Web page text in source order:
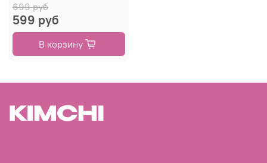
699 руб
599 руб
В корзину